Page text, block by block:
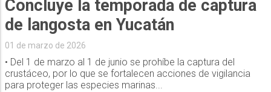
Concluye la temporada de captura
de langosta en Yucatán
01 de marzo de 2026
• Del 1 de marzo al 1 de junio se prohíbe la captura del
crustáceo, por lo que se fortalecen acciones de vigilancia
para proteger las especies marinas...